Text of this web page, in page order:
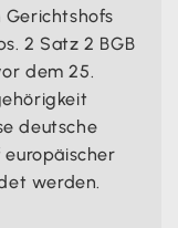
Gerichtshofs
2 Satz 2 BGB
dem 25.
deutsche
werden.